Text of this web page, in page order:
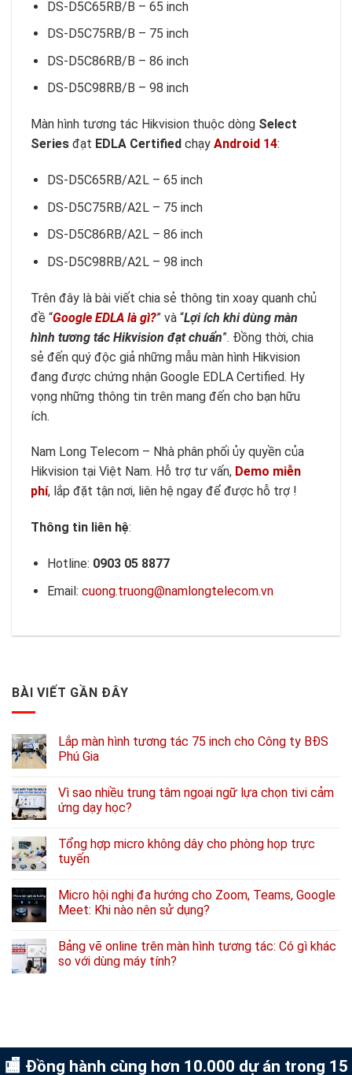
DS-D5C65RB/B – 65 inch
DS-D5C75RB/B – 75 inch
DS-D5C86RB/B – 86 inch
DS-D5C98RB/B – 98 inch
Màn hình tương tác Hikvision thuộc dòng Select
Series đạt EDLA Certified chạy Android 14:
DS-D5C65RB/A2L – 65 inch
DS-D5C75RB/A2L – 75 inch
DS-D5C86RB/A2L – 86 inch
DS-D5C98RB/A2L – 98 inch
Trên đây là bài viết chia sẻ thông tin xoay quanh chủ
đề “Google EDLA là gì?” và “Lợi ích khi dùng màn
hình tương tác Hikvision đạt chuẩn”. Đồng thời, chia
sẻ đến quý độc giả những mẫu màn hình Hikvision
đang được chứng nhận Google EDLA Certified. Hy
vọng những thông tin trên mang đến cho bạn hữu
ích.
Nam Long Telecom – Nhà phân phối ủy quyền của
Hikvision tại Việt Nam. Hỗ trợ tư vấn, Demo miễn
phí, lắp đặt tận nơi, liên hệ ngay để được hỗ trợ !
Thông tin liên hệ:
Hotline: 0903 05 8877
Email: cuong.truong@namlongtelecom.vn
BÀI VIẾT GẦN ĐÂY
Lắp màn hình tương tác 75 inch cho Công ty BĐS
Phú Gia
Vì sao nhiều trung tâm ngoại ngữ lựa chọn tivi cảm
ứng dạy học?
Tổng hợp micro không dây cho phòng họp trực
tuyến
Micro hội nghị đa hướng cho Zoom, Teams, Google
Meet: Khi nào nên sử dụng?
Bảng vẽ online trên màn hình tương tác: Có gì khác
so với dùng máy tính?
🏬 Đồng hành cùng hơn 10.000 dự án trong 15